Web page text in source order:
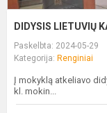
DIDYSIS LIETUVIŲ
Paskelbta: 2024-05-29
Kategorija: Renginiai
Į mokyklą atkeliavo
kl. mokin...